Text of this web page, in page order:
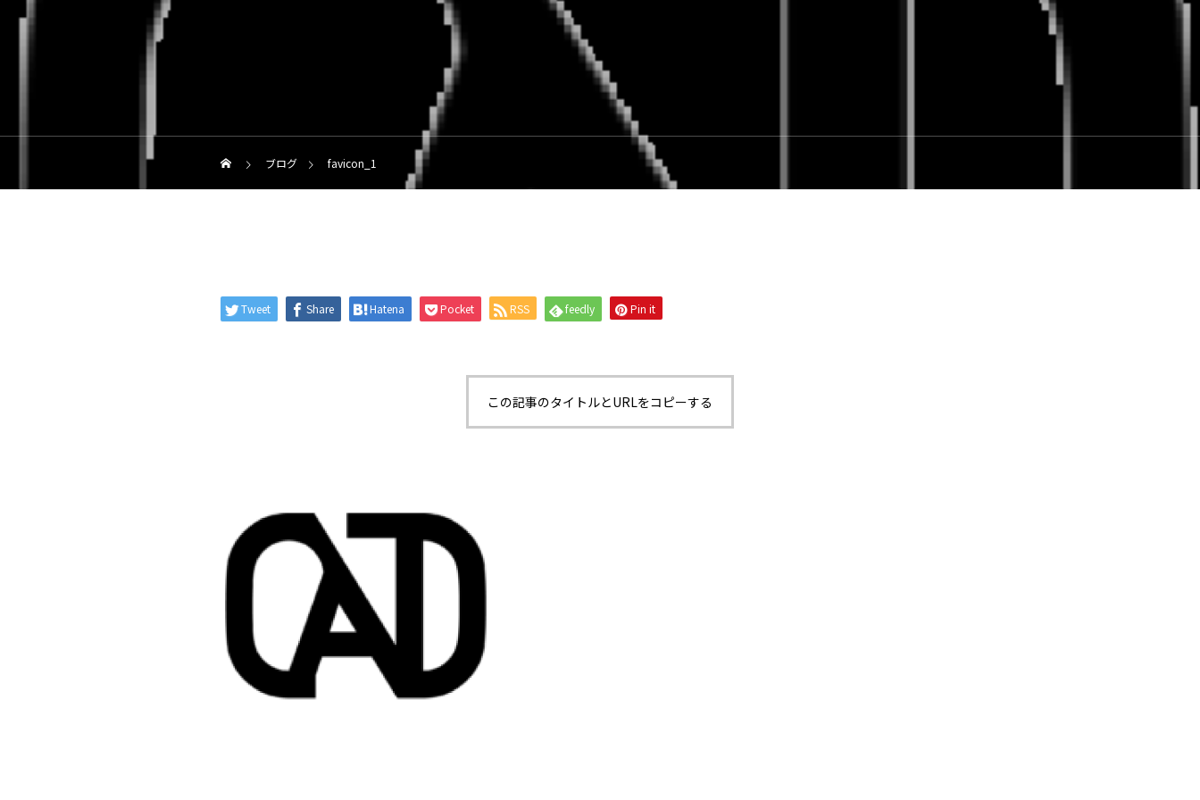
ブログ favicon_1
Tweet Share Hatena Pocket RSS feedly Pin it
この記事のタイトルとURLをコピーする